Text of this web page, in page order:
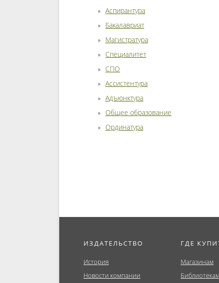
Аспирантура
Бакалавриат
Магистратура
Специалитет
СПО
Ассистентура
Адъюнктура
Общее образование
Ординатура
ИЗДАТЕЛЬСТВО
История
Новости компании
ГДЕ
Магазинам
Библиотекам